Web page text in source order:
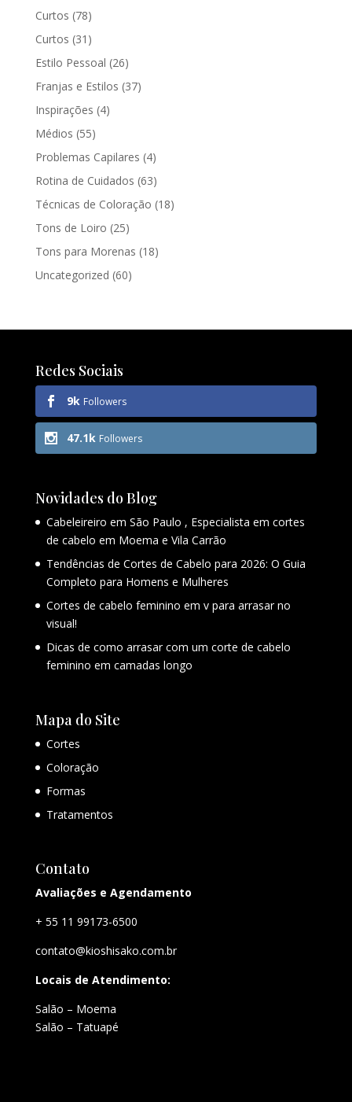
Curtos (78)
Curtos (31)
Estilo Pessoal (26)
Franjas e Estilos (37)
Inspirações (4)
Médios (55)
Problemas Capilares (4)
Rotina de Cuidados (63)
Técnicas de Coloração (18)
Tons de Loiro (25)
Tons para Morenas (18)
Uncategorized (60)
Redes Sociais
9k Followers
47.1k Followers
Novidades do Blog
Cabeleireiro em São Paulo , Especialista em cortes
de cabelo em Moema e Vila Carrão
Tendências de Cortes de Cabelo para 2026: O Guia
Completo para Homens e Mulheres
Cortes de cabelo feminino em v para arrasar no
visual!
Dicas de como arrasar com um corte de cabelo
feminino em camadas longo
Mapa do Site
Cortes
Coloração
Formas
Tratamentos
Contato
Avaliações e Agendamento
+ 55 11 99173-6500
contato@kioshisako.com.br
Locais de Atendimento:
Salão – Moema
Salão – Tatuapé